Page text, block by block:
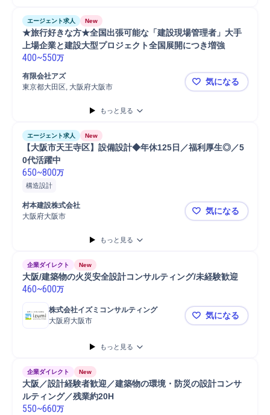
エージェント求人 New
★旅行好きな方★全国出張可能な「建設現場管理者」大手
上場企業と建設大型プロジェクト全国展開につき増強
400~550万
有限会社アズ
東京都大田区, 大阪府大阪市
★旅行好き
気になる
もっと見る
エージェント求人 New
【大阪市天王寺区】設備設計◆年休125日／福利厚生◎／5
0代活躍中
650~800万
構造設計
村本建設株式会社
大阪府大阪市
【大阪市天
気になる
もっと見る
企業ダイレクト New
大阪/建築物の火災安全設計コンサルティング/未経験歓迎
460~600万
株式会社イズミコンサルティング
大阪府大阪市
大阪/建築物
気になる
もっと見る
企業ダイレクト New
大阪／設計経験者歓迎／建築物の環境・防災の設計コンサ
ルティング／残業約20H
550~660万